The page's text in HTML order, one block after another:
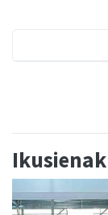
Ikusienak